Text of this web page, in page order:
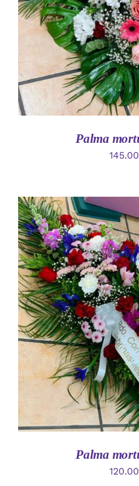
DETALLES
Palma
145.00
AÑADIR AL
DETALLES
Palma
120.00